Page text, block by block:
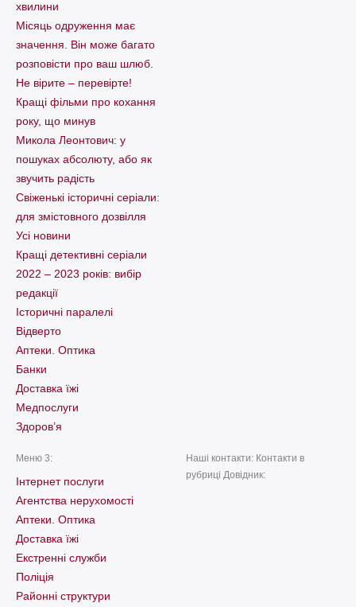
хвилини
Місяць одруження має
значення. Він може багато
розповісти про ваш шлюб.
Не вірите – перевірте!
Кращі фільми про кохання
року, що минув
Микола Леонтович: у
пошуках абсолюту, або як
звучить радість
Свіженькі історичні серіали:
для змістовного дозвілля
Усі новини
Кращі детективні серіали
2022 – 2023 років: вибір
редакції
Історичні паралелі
Відверто
Аптеки. Оптика
Банки
Доставка їжі
Медпослуги
Здоров’я
Меню 3:
Інтернет послуги
Агентства нерухомості
Аптеки. Оптика
Доставка їжі
Екстренні служби
Поліція
Районні структури
Наші контакти: Контакти в
рубриці Довідник: